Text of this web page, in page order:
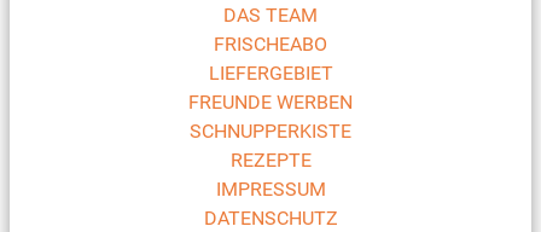
DAS TEAM
FRISCHEABO
LIEFERGEBIET
FREUNDE WERBEN
SCHNUPPERKISTE
REZEPTE
IMPRESSUM
DATENSCHUTZ